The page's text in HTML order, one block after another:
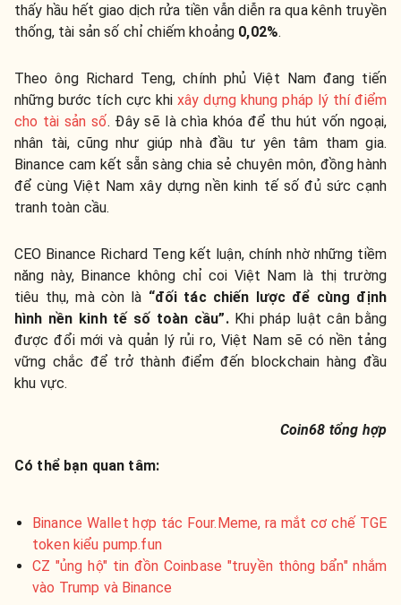
thấy hầu hết giao dịch rửa tiền vẫn diễn ra qua kênh truyền
thống, tài sản số chỉ chiếm khoảng 0,02%.
Theo ông Richard Teng, chính phủ Việt Nam đang tiến
những bước tích cực khixây dựng khung pháp lý thí điểm
cho tài sản số. Đây sẽ là chìa khóa để thu hút vốn ngoại,
nhân tài, cũng như giúp nhà đầu tư yên tâm tham gia.
Binance cam kết sẵn sàng chia sẻ chuyên môn, đồng hành
để cùng Việt Nam xây dựng nền kinh tế số đủ sức cạnh
tranh toàn cầu.
CEO Binance Richard Teng kết luận, chính nhờ những tiềm
năng này, Binance không chỉ coi Việt Nam là thị trường
tiêu thụ, mà còn là “đối tác chiến lược để cùng định
hình nền kinh tế số toàn cầu”. Khi pháp luật cân bằng
được đổi mới và quản lý rủi ro, Việt Nam sẽ có nền tảng
vững chắc để trở thành điểm đến blockchain hàng đầu
khu vực.
Coin68 tổng hợp
Có thể bạn quan tâm:
Binance Wallet hợp tác Four.Meme, ra mắt cơ chế TGE
token kiểu pump.fun
CZ "ủng hộ" tin đồn Coinbase "truyền thông bẩn" nhắm
vào Trump và Binance